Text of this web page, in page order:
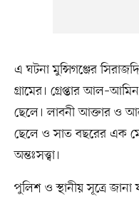
এ ঘটনা মুন্সিগঞ্জের
গ্রামের। গ্রেপ্তার
ছেলে। লাবনী আক্তার ও
ছেলে ও সাত বছরের এক
অন্তঃসত্ত্বা।
পুলিশ ও স্থানীয় সূত্রে